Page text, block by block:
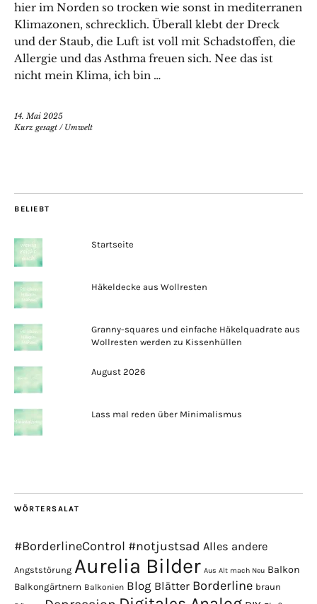
hier im Norden so trocken wie sonst in mediterranen
Klimazonen, schrecklich. Überall klebt der Dreck
und der Staub, die Luft ist voll mit Schadstoffen, die
Allergie und das Asthma freuen sich. Nee das ist
nicht mein Klima, ich bin …
14. Mai 2025
Kurz gesagt / Umwelt
BELIEBT
Startseite
Häkeldecke aus Wollresten
Granny-squares und einfache Häkelquadrate aus
Wollresten werden zu Kissenhüllen
August 2026
Lass mal reden über Minimalismus
WÖRTERSALAT
#BorderlineControl #notjustsad Alles andere
Angststörung Aurelia Bilder Aus Alt mach Neu Balkon
Balkongärtnern Balkonien Blog Blätter Borderline braun